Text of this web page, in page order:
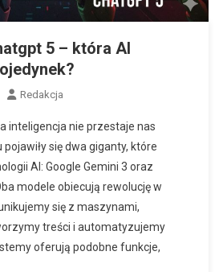
5 – która AI
Redakcja
inteligencja nie przestaje nas
się dwa giganty, które
AI: Google Gemini 3 oraz
modele obiecują rewolucję w
się z maszynami,
treści i automatyzujemy
oferują podobne funkcje,